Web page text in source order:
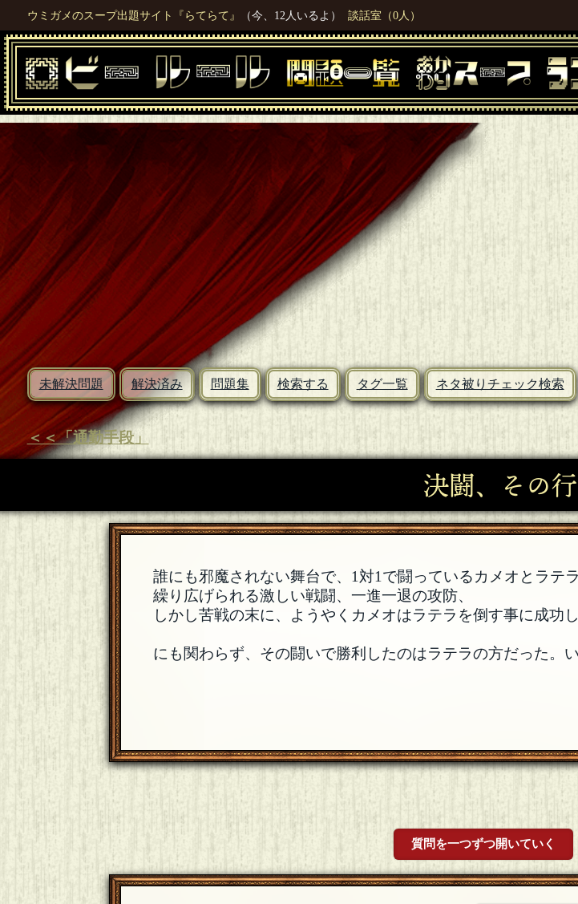
ウミガメのスープ出題サイト『らてらて』 （今、12人いるよ） 談話室（0人）
未解決問題 解決済み 問題集 検索する タグ一覧 ネタ被りチェック検索
＜＜「通勤手段」
決闘、その
誰にも邪魔されない舞台で、1対1で闘っているカメオとラテラ
繰り広げられる激しい戦闘、一進一退の攻防、
しかし苦戦の末に、ようやくカメオはラテラを倒す事に成功し
にも関わらず、その闘いで勝利したのはラテラの方だった。
質問を一つずつ開いていく